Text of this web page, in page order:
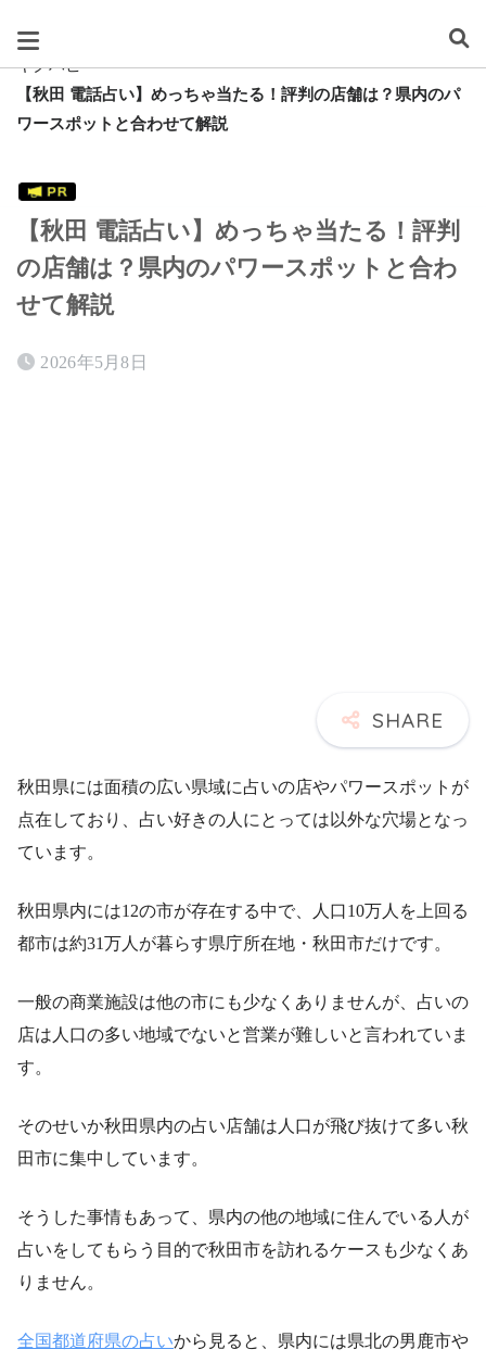
スグレタ
キクハピ
【秋田 電話占い】めっちゃ当たる！評判の店舗は？県内のパ
ワースポットと合わせて解説
【秋田 電話占い】めっちゃ当たる！評判
の店舗は？県内のパワースポットと合わ
せて解説
2026年5月8日
秋田県には面積の広い県域に占いの店やパワースポットが
点在しており、占い好きの人にとっては以外な穴場となっ
ています。
秋田県内には12の市が存在する中で、人口10万人を上回る
都市は約31万人が暮らす県庁所在地・秋田市だけです。
一般の商業施設は他の市にも少なくありませんが、占いの
店は人口の多い地域でないと営業が難しいと言われていま
す。
そのせいか秋田県内の占い店舗は人口が飛び抜けて多い秋
田市に集中しています。
そうした事情もあって、県内の他の地域に住んでいる人が
占いをしてもらう目的で秋田市を訪れるケースも少なくあ
りません。
全国都道府県の占いから見ると、県内には県北の男鹿市や